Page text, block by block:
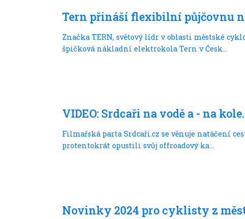
Tern přináší flexibilní půjčovnu
Značka TERN, světový lídr v oblasti městské
špičková nákladní elektrokola Tern v Česk...
VIDEO: Srdcaři na vodě a - na
Filmařská parta Srdcaři.cz se věnuje natáčení
protentokrát opustili svůj offroadový ka...
Novinky 2024 pro cyklisty z